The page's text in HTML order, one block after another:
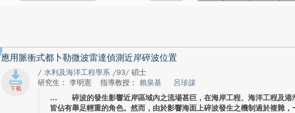
應用脈衝式都卜勒微波雷達偵測近岸碎波位置
/ 水利及海洋工程學系 /93/ 碩士
研究生： 李明憲
指導教授： 賴泉基
呂珍謀
碎波的發生影響近岸區域內之流場甚巨，在海岸工程、海洋工程及港
皆佔有舉足輕重的角色。然而，由於影響海面上碎波發生之機制過於複雜，